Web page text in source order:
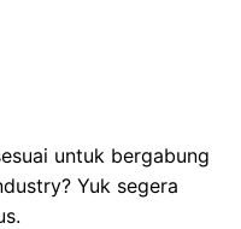
untuk bergabung
Yuk segera